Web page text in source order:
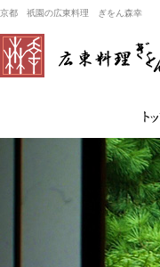
京都 祇園の広東料理 ぎをん森幸